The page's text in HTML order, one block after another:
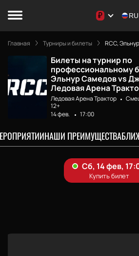
₽ RU
Главная Турниры и билеты RCC,
Билеты на турнир по
профессиональному
Эльнур Самедов vs
Ледовая Арена
Ледовая Арена Трактор
12+
14 фев.
17:00
НАШИ ПРЕИМУЩЕСТВА